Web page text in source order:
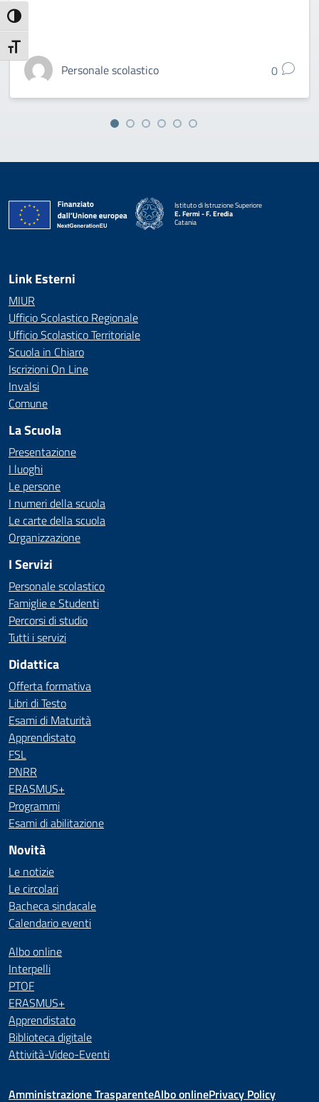
Attiva/disattiva alto contrasto
Attiva/disattiva dimensione testo
Personale scolastico
0
Istituto di Istruzione Superiore
E. Fermi - F. Eredia
Catania
Link Esterni
MIUR
Ufficio Scolastico Regionale
Ufficio Scolastico Territoriale
Scuola in Chiaro
Iscrizioni On Line
Invalsi
Comune
La Scuola
Presentazione
I luoghi
Le persone
I numeri della scuola
Le carte della scuola
Organizzazione
I Servizi
Personale scolastico
Famiglie e Studenti
Percorsi di studio
Tutti i servizi
Didattica
Offerta formativa
Libri di Testo
Esami di Maturità
Apprendistato
FSL
PNRR
ERASMUS+
Programmi
Esami di abilitazione
Novità
Le notizie
Le circolari
Bacheca sindacale
Calendario eventi
Albo online
Interpelli
PTOF
ERASMUS+
Apprendistato
Biblioteca digitale
Attività-Video-Eventi
Amministrazione TrasparenteAlbo onlinePrivacy Policy